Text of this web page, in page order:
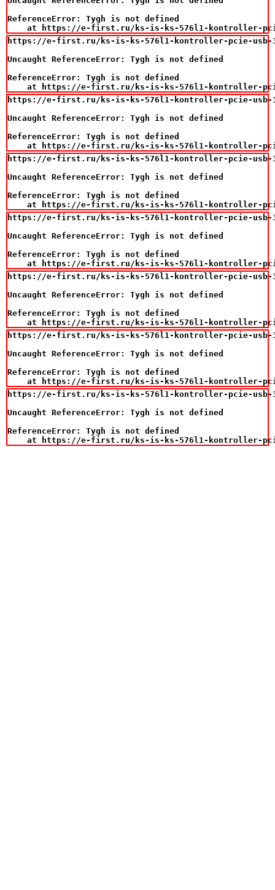
ReferenceError: Tygh is not defined
at https://e-first.ru/ks-is-ks-576l1-kontroller-
https://e-first.ru/ks-is-ks-576l1-kontroller-pcie-usb-3-
Uncaught ReferenceError: Tygh is not defined
ReferenceError: Tygh is not defined
at https://e-first.ru/ks-is-ks-576l1-kontroller-
https://e-first.ru/ks-is-ks-576l1-kontroller-pcie-usb-3-
Uncaught ReferenceError: Tygh is not defined
ReferenceError: Tygh is not defined
at https://e-first.ru/ks-is-ks-576l1-kontroller-
https://e-first.ru/ks-is-ks-576l1-kontroller-pcie-usb-3-
Uncaught ReferenceError: Tygh is not defined
ReferenceError: Tygh is not defined
at https://e-first.ru/ks-is-ks-576l1-kontroller-
https://e-first.ru/ks-is-ks-576l1-kontroller-pcie-usb-3-
Uncaught ReferenceError: Tygh is not defined
ReferenceError: Tygh is not defined
at https://e-first.ru/ks-is-ks-576l1-kontroller-
https://e-first.ru/ks-is-ks-576l1-kontroller-pcie-usb-3-
Uncaught ReferenceError: Tygh is not defined
ReferenceError: Tygh is not defined
at https://e-first.ru/ks-is-ks-576l1-kontroller-
https://e-first.ru/ks-is-ks-576l1-kontroller-pcie-usb-3-
Uncaught ReferenceError: Tygh is not defined
ReferenceError: Tygh is not defined
at https://e-first.ru/ks-is-ks-576l1-kontroller-
https://e-first.ru/ks-is-ks-576l1-kontroller-pcie-usb-3-
Uncaught ReferenceError: Tygh is not defined
ReferenceError: Tygh is not defined
at https://e-first.ru/ks-is-ks-576l1-kontroller-